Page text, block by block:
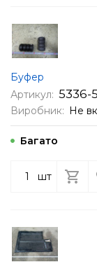
Буфер
Артикул: 5336-
Виробник: Не
Багато
шт